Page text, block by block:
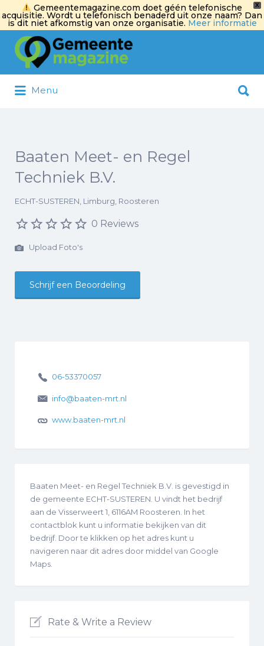
X
Gemeentemagazine.com doet géén telefonische
acquisitie. Wordt u telefonisch benaderd uit onze naam? Dan
is dit niet afkomstig van onze organisatie. Meer informatie
Zoek
naar:
Menu
naar:
Baaten Meet- en Regel
Techniek B.V.
ECHT-SUSTEREN, Limburg, Roosteren
0 Reviews
Upload Foto's
Schrijf een Beoordeling
06-53370057
info@baaten-mrt.nl
www.baaten-mrt.nl
Baaten Meet- en Regel Techniek B.V. is gevestigd in
de gemeente ECHT-SUSTEREN. U vindt het bedrijf
aan de Visserweert 1, 6116AM Roosteren. In het
contactblok kunt u informatie bekijken van dit
bedrijf. Door te klikken op het adres kunt u
navigeren naar dit adres door middel van Google
Maps.
Rate & Write a Review